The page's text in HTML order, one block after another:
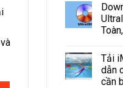
Tải
dẫn
cần